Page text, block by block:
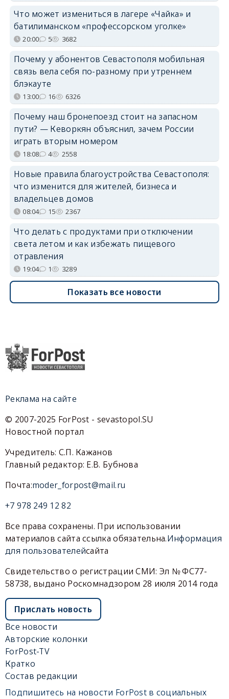
Что может измениться в лагере «Чайка» и
батилиманском «профессорском уголке»
20:00 5 3682
Почему у абонентов Севастополя мобильная
связь вела себя по-разному при утреннем
блэкауте
13:00 16 6326
Почему наш бронепоезд стоит на запасном
пути? — Кеворкян объяснил, зачем России
играть вторым номером
18:08 4 2558
Новые правила благоустройства Севастополя:
что изменится для жителей, бизнеса и
владельцев домов
08:04 15 2367
Что делать с продуктами при отключении
света летом и как избежать пищевого
отравления
19:04 1 3289
Показать все новости
Реклама на сайте
© 2007-2025 ForPost - sevastopol.SU
Новостной портал
Учредитель: С.П. Кажанов
Главный редактор: Е.В. Бубнова
Почта:moder_forpost@mail.ru
+7 978 249 12 82
Все права сохранены. При использовании
материалов сайта ссылка обязательна.Информация
для пользователейсайта
Свидетельство о регистрации СМИ: Эл № ФС77-
58738, выдано Роскомнадзором 28 июля 2014 года
Прислать новость
Все новости
Авторские колонки
ForPost-TV
Кратко
Состав редакции
Подпишитесь на новости ForPost в социальных